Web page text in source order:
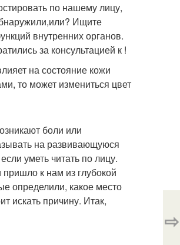
по нашему лицу,
Ищите
внутренних органов.
за консультацией к !
на состояние кожи
то может измениться цвет
боли или
на развивающуюся
уметь читать по лицу.
к нам из глубокой
определили, какое место
искать причину. Итак,
⇨